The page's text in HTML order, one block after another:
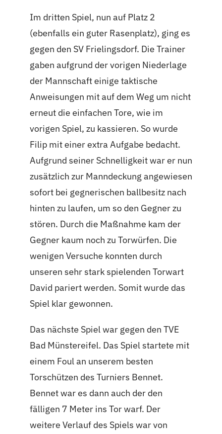
Im dritten Spiel, nun auf Platz 2
(ebenfalls ein guter Rasenplatz), ging es
gegen den SV Frielingsdorf. Die Trainer
gaben aufgrund der vorigen Niederlage
der Mannschaft einige taktische
Anweisungen mit auf dem Weg um nicht
erneut die einfachen Tore, wie im
vorigen Spiel, zu kassieren. So wurde
Filip mit einer extra Aufgabe bedacht.
Aufgrund seiner Schnelligkeit war er nun
zusätzlich zur Manndeckung angewiesen
sofort bei gegnerischen ballbesitz nach
hinten zu laufen, um so den Gegner zu
stören. Durch die Maßnahme kam der
Gegner kaum noch zu Torwürfen. Die
wenigen Versuche konnten durch
unseren sehr stark spielenden Torwart
David pariert werden. Somit wurde das
Spiel klar gewonnen.
Das nächste Spiel war gegen den TVE
Bad Münstereifel. Das Spiel startete mit
einem Foul an unserem besten
Torschützen des Turniers Bennet.
Bennet war es dann auch der den
fälligen 7 Meter ins Tor warf. Der
weitere Verlauf des Spiels war von